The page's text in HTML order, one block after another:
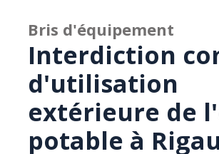
Bris d'équipement
Interdiction
d'utilisation
extérieure de
potable à